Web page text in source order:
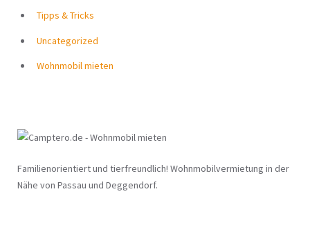
Tipps & Tricks
Uncategorized
Wohnmobil mieten
Familienorientiert und tierfreundlich! Wohnmobilvermietung in der
Nähe von Passau und Deggendorf.